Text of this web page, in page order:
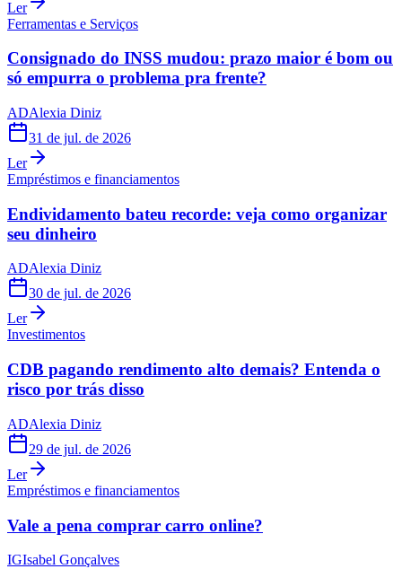
Ler
Ferramentas e Serviços
Consignado do INSS mudou: prazo maior é bom ou
só empurra o problema pra frente?
ADAlexia Diniz
31 de jul. de 2026
Ler
Empréstimos e financiamentos
Endividamento bateu recorde: veja como organizar
seu dinheiro
ADAlexia Diniz
30 de jul. de 2026
Ler
Investimentos
CDB pagando rendimento alto demais? Entenda o
risco por trás disso
ADAlexia Diniz
29 de jul. de 2026
Ler
Empréstimos e financiamentos
Vale a pena comprar carro online?
IGIsabel Gonçalves